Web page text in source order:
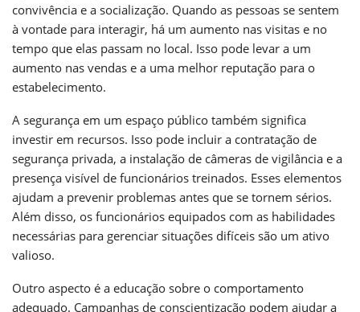
convivência e a socialização. Quando as pessoas se sentem
à vontade para interagir, há um aumento nas visitas e no
tempo que elas passam no local. Isso pode levar a um
aumento nas vendas e a uma melhor reputação para o
estabelecimento.
A segurança em um espaço público também significa
investir em recursos. Isso pode incluir a contratação de
segurança privada, a instalação de câmeras de vigilância e a
presença visível de funcionários treinados. Esses elementos
ajudam a prevenir problemas antes que se tornem sérios.
Além disso, os funcionários equipados com as habilidades
necessárias para gerenciar situações difíceis são um ativo
valioso.
Outro aspecto é a educação sobre o comportamento
adequado. Campanhas de conscientização podem ajudar a